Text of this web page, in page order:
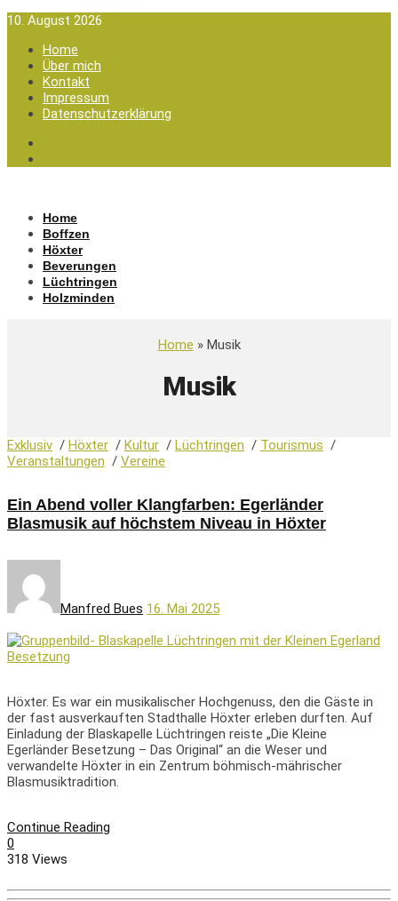
10. August 2026
Home
Über mich
Kontakt
Impressum
Datenschutzerklärung
Home
Boffzen
Höxter
Beverungen
Lüchtringen
Holzminden
Home » Musik
Musik
Exklusiv / Höxter / Kultur / Lüchtringen / Tourismus /
Veranstaltungen / Vereine
Ein Abend voller Klangfarben: Egerländer
Blasmusik auf höchstem Niveau in Höxter
Manfred Bues 16. Mai 2025
Höxter. Es war ein musikalischer Hochgenuss, den die Gäste in
der fast ausverkauften Stadthalle Höxter erleben durften. Auf
Einladung der Blaskapelle Lüchtringen reiste „Die Kleine
Egerländer Besetzung – Das Original“ an die Weser und
verwandelte Höxter in ein Zentrum böhmisch-mährischer
Blasmusiktradition.
Continue Reading
0
318 Views